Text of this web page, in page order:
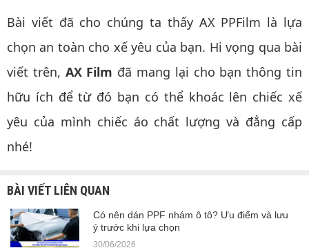
Bài viết đã cho chúng ta thấy AX PPFilm là lựa
chọn an toàn cho xế yêu của bạn. Hi vọng qua bài
viết trên, AX Film đã mang lại cho bạn thông tin
hữu ích để từ đó bạn có thể khoác lên chiếc xế
yêu của mình chiếc áo chất lượng và đẳng cấp
nhé!
BÀI VIẾT LIÊN QUAN
Có nên dán PPF nhám ô tô? Ưu điểm và lưu
ý trước khi lựa chọn
30/06/2026